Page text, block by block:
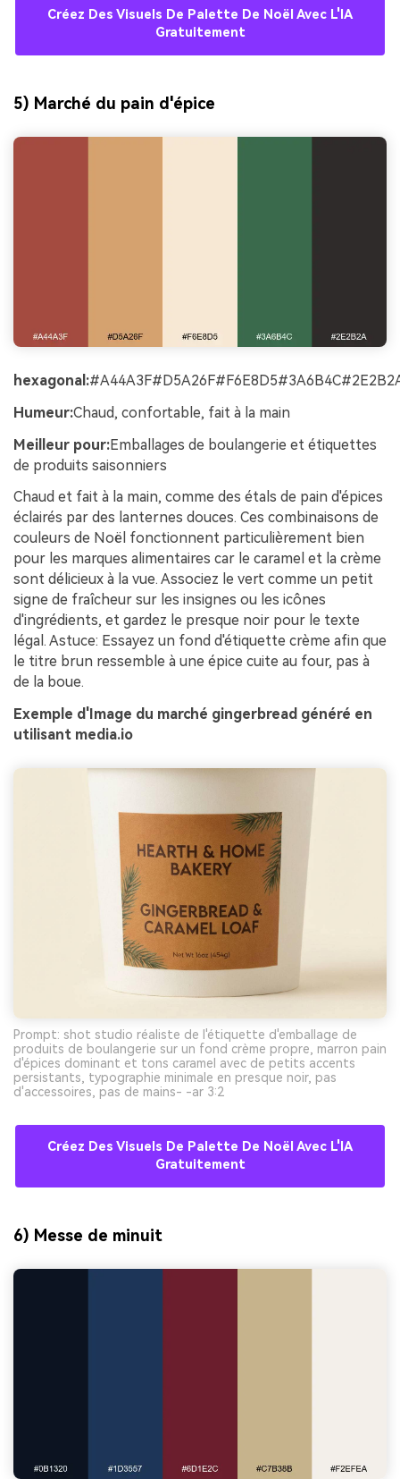
Créez Des Visuels De Palette De Noël Avec L'IA
Gratuitement
5) Marché du pain d'épice
hexagonal:
Humeur:Chaud, confortable, fait à la main
Meilleur pour:Emballages de boulangerie et étiquettes
de produits saisonniers
Chaud et fait à la main, comme des étals de pain d'épices
éclairés par des lanternes douces. Ces combinaisons de
couleurs de Noël fonctionnent particulièrement bien
pour les marques alimentaires car le caramel et la crème
sont délicieux à la vue. Associez le vert comme un petit
signe de fraîcheur sur les insignes ou les icônes
d'ingrédients, et gardez le presque noir pour le texte
légal. Astuce: Essayez un fond d'étiquette crème afin que
le titre brun ressemble à une épice cuite au four, pas à
de la boue.
Exemple d'Image du marché gingerbread généré en
utilisant media.io
Prompt: shot studio réaliste de l'étiquette d'emballage de
produits de boulangerie sur un fond crème propre, marron pain
d'épices dominant et tons caramel avec de petits accents
persistants, typographie minimale en presque noir, pas
d'accessoires, pas de mains- -ar 3:2
Créez Des Visuels De Palette De Noël Avec L'IA
Gratuitement
6) Messe de minuit